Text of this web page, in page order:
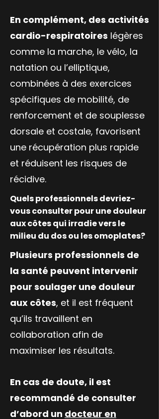
En complément, des activités
cardio-respiratoires légères
comme la marche, le vélo, la
natation ou l’elliptique,
combinées à des exercices
spécifiques de mobilité, de
renforcement et de souplesse
dorsale et costale, favorisent
une récupération plus rapide
et réduisent les risques de
récidive.
Quels professionnels devriez-
vous consulter pour une douleur
aux côtes qui irradie vers le
milieu du dos ou les omoplates?
Plusieurs professionnels de
la santé peuvent intervenir
pour soulager une douleur
aux côtes, et il est fréquent
qu’ils travaillent en
collaboration afin de
maximiser les résultats.
En cas de doute, il est
recommandé de consulter
d’abord un docteur en